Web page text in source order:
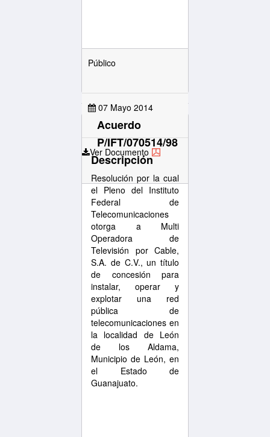
Público
07 Mayo 2014
Ver Documento
Acuerdo
P/IFT/070514/98
Descripción
Resolución por la cual
el Pleno del Instituto
Federal de
Telecomunicaciones
otorga a Multi
Operadora de
Televisión por Cable,
S.A. de C.V., un título
de concesión para
instalar, operar y
explotar una red
pública de
telecomunicaciones en
la localidad de León
de los Aldama,
Municipio de León, en
el Estado de
Guanajuato.